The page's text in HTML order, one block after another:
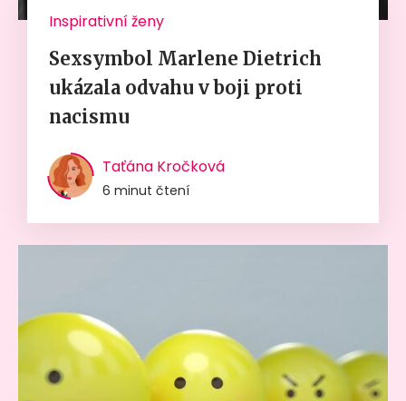
Inspirativní ženy
Sexsymbol Marlene Dietrich
ukázala odvahu v boji proti
nacismu
Taťána Kročková
6 minut čtení